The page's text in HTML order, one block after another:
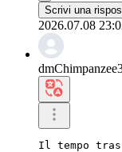
Scrivi una
2026.07.08
Il tempo